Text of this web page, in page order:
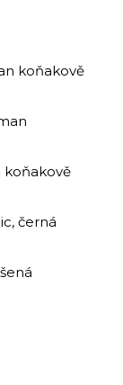
koňakově
koňakově
černá